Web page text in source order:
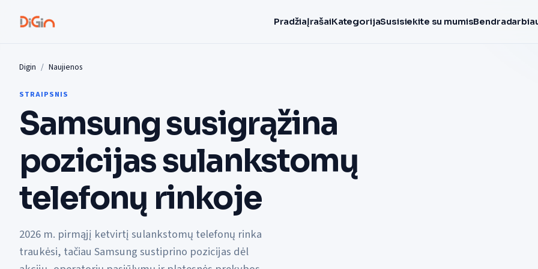
PradžiaĮrašaiKategorijaSusisiekite su mumis
Digin Naujienos
STRAIPSNIS
Samsung susigrąžina
pozicijas sulankstomų
telefonų rinkoje
2026 m. pirmąjį ketvirtį sulankstomų telefonų rinka
traukėsi, tačiau Samsung sustiprino pozicijas dėl